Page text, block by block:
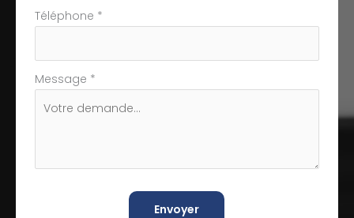
Téléphone *
Message *
Envoyer